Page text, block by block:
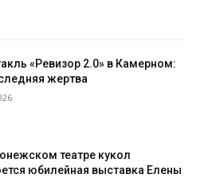
«Ревизор 2.0» в Камерном:
жертва
театре кукол
юбилейная выставка Елены